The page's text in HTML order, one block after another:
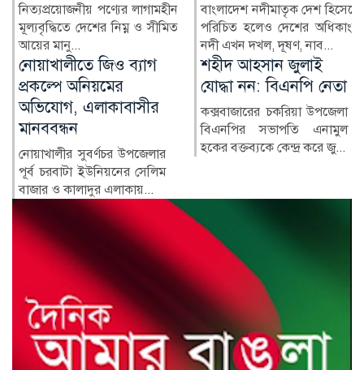
নিত্যপ্রয়োজনীয় পণ্যের লাগামহীন
মূল্যবৃদ্ধিতে দেশের নিম্ন ও সীমিত
আয়ের মানু...
বাংলাদেশ নদীমাতৃক দেশ হিসেবে
পরিচিত হলেও দেশের অধিকাংশ
নদী এখন দখল, দূষণ, নাব...
শহীদ আহসান জুলাই
যোদ্ধা নন: বিএনপি নেতা
কক্সবাজারের চকরিয়া উপজেলা
বিএনপির সভাপতি এনামুল
হকের বক্তব্যকে কেন্দ্র করে জু...
হাসিনা দিল্লিতে,
পরিবারের অন্য সদস্যরা
কে কোথায়?
সাবেক প্রধানমন্ত্রী শেখ হাসিনার
সরকারের পতনের পর তাঁর